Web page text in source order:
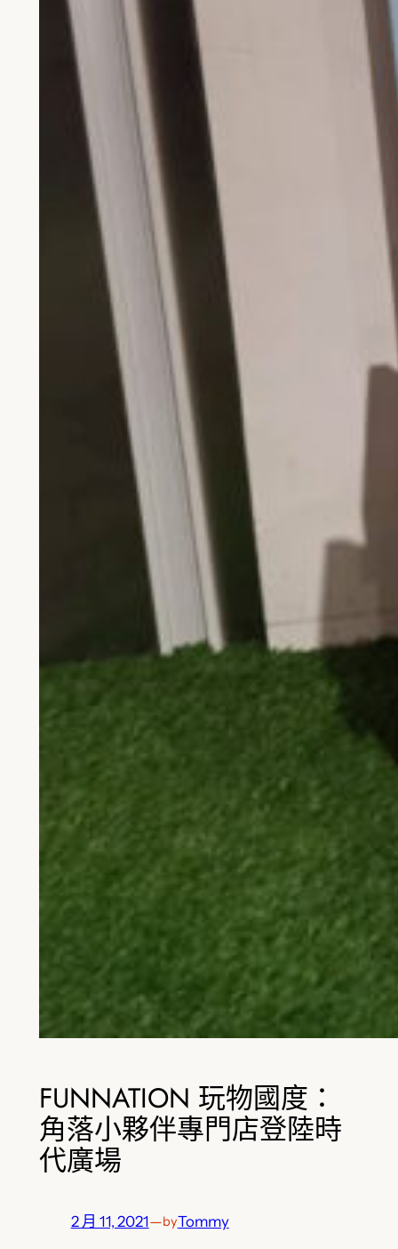
FUNNATION 玩物國度：
角落小夥伴專門店登陸時
代廣場
2 月 11, 2021—byTommy